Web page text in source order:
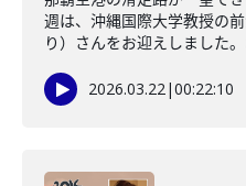
週は、沖縄国際大学教授の
り）さんをお迎えしました
2026.03.22|00:22:10